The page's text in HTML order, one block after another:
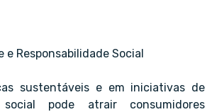
e Responsabilidade Social
sustentáveis e em iniciativas de
social pode atrair consumidores